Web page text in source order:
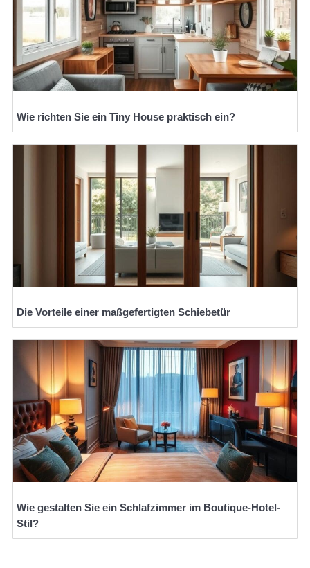
Wie richten Sie ein Tiny House praktisch ein?
Die Vorteile einer maßgefertigten Schiebetür
Wie gestalten Sie ein Schlafzimmer im Boutique-Hotel-
Stil?